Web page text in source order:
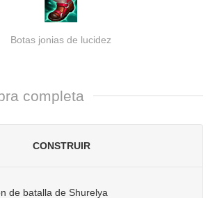
Botas jonias de lucidez
completa
CONSTRUIR
de batalla de Shurelya